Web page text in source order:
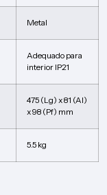
Metal
Adequado para
interior IP21
475 (Lg) x 81 (Al)
x 98 (Pf) mm
5.5 kg